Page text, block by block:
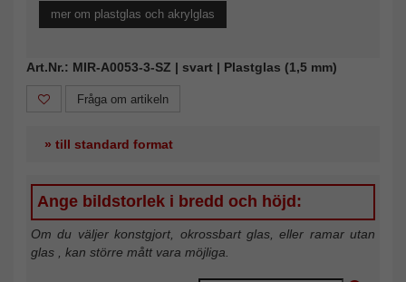
mer om plastglas och akrylglas
Art.Nr.: MIR-A0053-3-SZ | svart | Plastglas (1,5 mm)
Fråga om artikeln
» till standard format
Ange bildstorlek i bredd och höjd:
Om du väljer konstgjort, okrossbart glas, eller ramar utan
glas , kan större mått vara möjliga.